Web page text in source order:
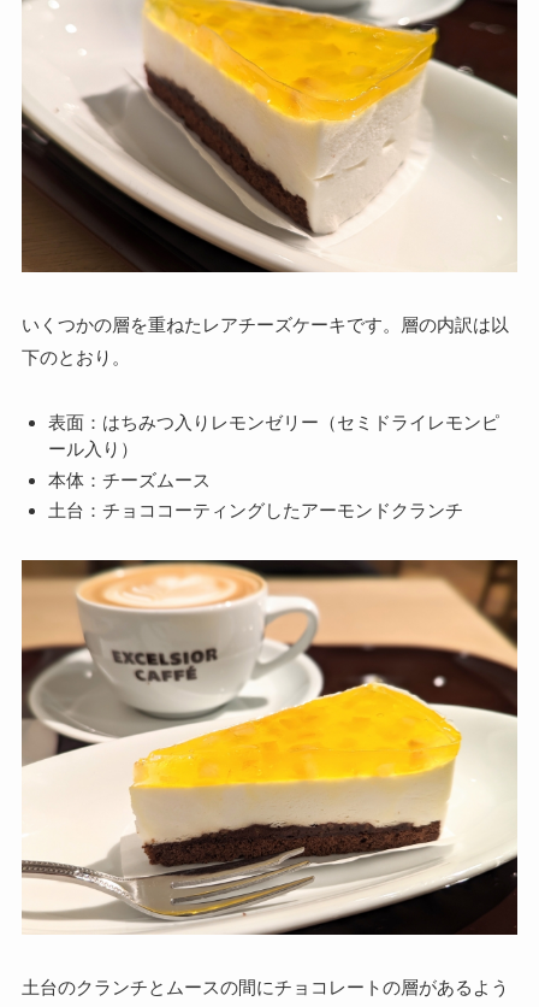
いくつかの層を重ねたレアチーズケーキです。層の内訳は以
下のとおり。
表面：はちみつ入りレモンゼリー（セミドライレモンピ
ール入り）
本体：チーズムース
土台：チョココーティングしたアーモンドクランチ
土台のクランチとムースの間にチョコレートの層があるよう